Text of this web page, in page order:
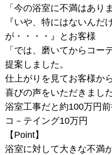
「今の浴室に不満はあり
『いや、特にはないんだ
が・・・・』とお客様
「では、磨いてからコー
提案しました。
仕上がりを見てお客様か
喜びの声をいただきました
浴室工事だと約100万円
コ－テイング10万円
【Point】
浴室に対して大きな不満